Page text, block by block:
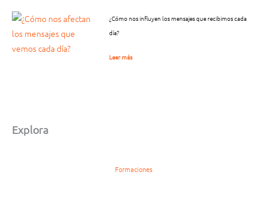
¿Cómo nos influyen los mensajes que recibimos cada
día?
Leer más
Explora
Formaciones